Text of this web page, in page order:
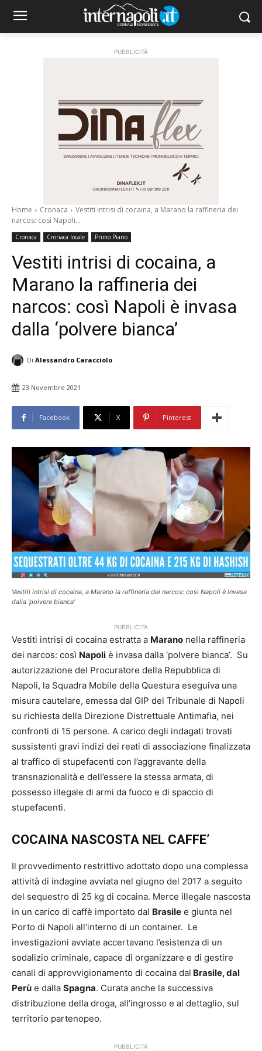
PUBBLICITÀ
Home Cronaca
Vestiti intrisi di cocaina, a Marano la raffineria dei
narcos: così Napoli...
Cronaca Cronaca locale Primo Piano
Vestiti intrisi di cocaina, a
Marano la raffineria dei
narcos: così Napoli è invasa
dalla ‘polvere bianca’
Di Alessandro Caracciolo
23 Novembre 2021
Facebook X Pinterest
Vestiti intrisi di cocaina, a Marano la raffineria dei narcos: così Napoli è invasa
dalla 'polvere bianca'
PUBBLICITÀ
Vestiti intrisi di cocaina estratta a Marano nella raffineria
dei narcos: così Napoli è invasa dalla ‘polvere bianca’. Su
autorizzazione del Procuratore della Repubblica di
Napoli, la Squadra Mobile della Questura eseguiva una
misura cautelare, emessa dal GIP del Tribunale di Napoli
su richiesta della Direzione Distrettuale Antimafia, nei
confronti di 15 persone. A carico degli indagati trovati
sussistenti gravi indizi dei reati di associazione finalizzata
al traffico di stupefacenti con l’aggravante della
transnazionalità e dell’essere la stessa armata, di
possesso illegale di armi da fuoco e di spaccio di
stupefacenti.
COCAINA NASCOSTA NEL CAFFE’
Il provvedimento restrittivo adottato dopo una complessa
attività di indagine avviata nel giugno del 2017 a seguito
del sequestro di 25 kg di cocaina. Merce illegale nascosta
in un carico di caffè importato dal Brasile e giunta nel
Porto di Napoli all’interno di un container. Le
investigazioni avviate accertavano l’esistenza di un
sodalizio criminale, capace di organizzare e di gestire
canali di approvvigionamento di cocaina dal Brasile, dal
Perù e dalla Spagna. Curata anche la successiva
distribuzione della droga, all’ingrosso e al dettaglio, sul
territorio partenopeo.
PUBBLICITÀ